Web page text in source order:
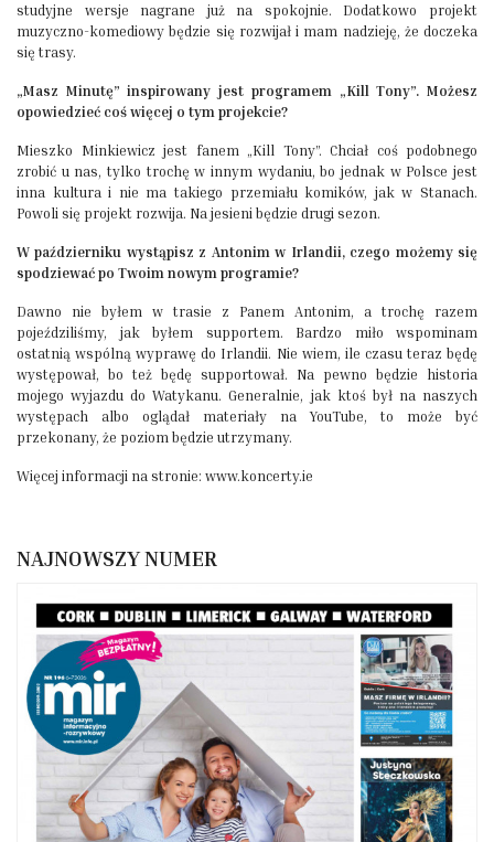
studyjne wersje nagrane już na spokojnie. Dodatkowo projekt
muzyczno-komediowy będzie się rozwijał i mam nadzieję, że doczeka
się trasy.
„Masz Minutę” inspirowany jest programem „Kill Tony”. Możesz
opowiedzieć coś więcej o tym projekcie?
Mieszko Minkiewicz jest fanem „Kill Tony”. Chciał coś podobnego
zrobić u nas, tylko trochę w innym wydaniu, bo jednak w Polsce jest
inna kultura i nie ma takiego przemiału komików, jak w Stanach.
Powoli się projekt rozwija. Na jesieni będzie drugi sezon.
W październiku wystąpisz z Antonim w Irlandii, czego możemy się
spodziewać po Twoim nowym programie?
Dawno nie byłem w trasie z Panem Antonim, a trochę razem
pojeździliśmy, jak byłem supportem. Bardzo miło wspominam
ostatnią wspólną wyprawę do Irlandii. Nie wiem, ile czasu teraz będę
występował, bo też będę supportował. Na pewno będzie historia
mojego wyjazdu do Watykanu. Generalnie, jak ktoś był na naszych
występach albo oglądał materiały na YouTube, to może być
przekonany, że poziom będzie utrzymany.
Więcej informacji na stronie: www.koncerty.ie
NAJNOWSZY NUMER